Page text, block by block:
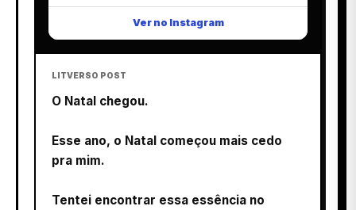
Ver no Instagram
LITVERSO POST
O Natal chegou.
Esse ano, o Natal começou mais cedo
pra mim.
Tentei encontrar essa essência no